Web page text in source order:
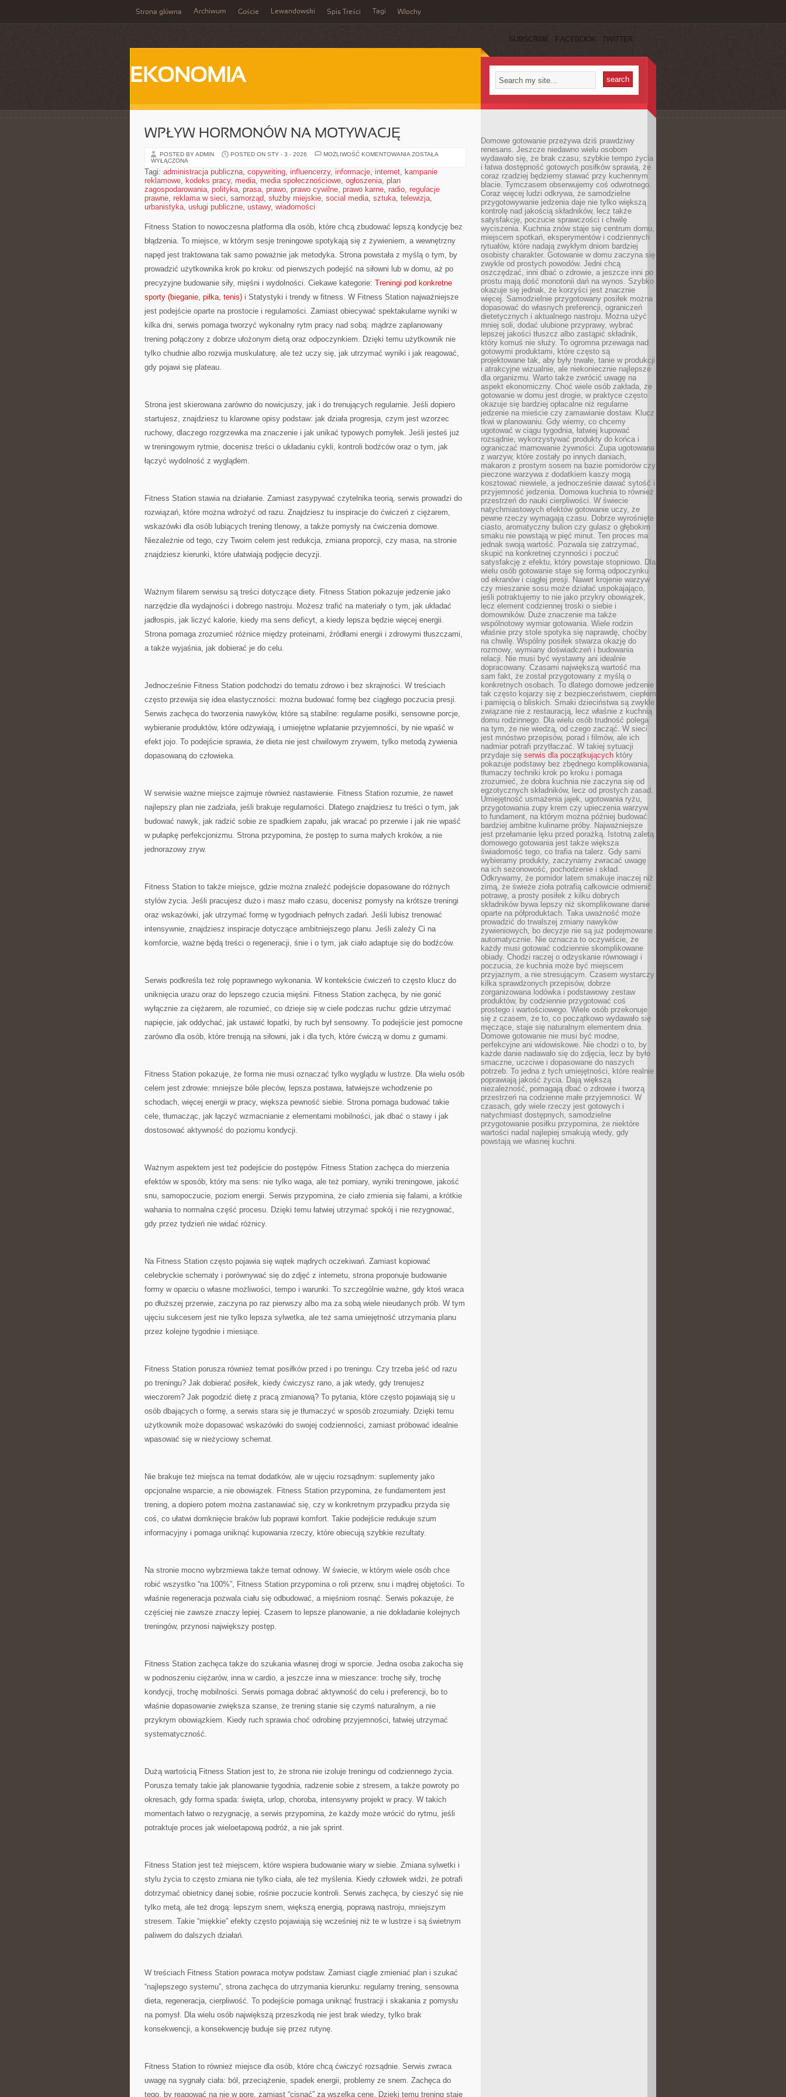
Strona główna Archiwum Goście Lewandowski Spis Treści Tagi Włochy
SUBSCRIBE FACEBOOK TWITTER
EKONOMIA
WPŁYW HORMONÓW NA MOTYWACJĘ
POSTED BY ADMIN POSTED ON STY - 3 - 2026 MOŻLIWOŚĆ KOMENTOWANIA WPŁYW
MOTYWACJĘ
ZOSTAŁA
WYŁĄCZONA
Tagi: administracja publiczna, copywriting, influencerzy, informacje, internet, kampanie
reklamowe, kodeks pracy, media, media społecznościowe, ogłoszenia, plan
zagospodarowania, polityka, prasa, prawo, prawo cywilne, prawo karne, radio, regulacje
prawne, reklama w sieci, samorząd, służby miejskie, social media, sztuka, telewizja,
urbanistyka, usługi publiczne, ustawy, wiadomości
Fitness Station to nowoczesna platforma dla osób, które chcą zbudować lepszą kondycję bez
błądzenia. To miejsce, w którym sesje treningowe spotykają się z żywieniem, a wewnętrzny
napęd jest traktowana tak samo poważnie jak metodyka. Strona powstała z myślą o tym, by
prowadzić użytkownika krok po kroku: od pierwszych podejść na siłowni lub w domu, aż po
precyzyjne budowanie siły, mięśni i wydolności. Ciekawe kategorie: Treningi pod konkretne
sporty (bieganie, piłka, tenis) i Statystyki i trendy w fitness. W Fitness Station najważniejsze
jest podejście oparte na prostocie i regularności. Zamiast obiecywać spektakularne wyniki w
kilka dni, serwis pomaga tworzyć wykonalny rytm pracy nad sobą: mądrze zaplanowany
trening połączony z dobrze ułożonym dietą oraz odpoczynkiem. Dzięki temu użytkownik nie
tylko chudnie albo rozwija muskulaturę, ale też uczy się, jak utrzymać wyniki i jak reagować,
gdy pojawi się plateau.
Strona jest skierowana zarówno do nowicjuszy, jak i do trenujących regularnie. Jeśli dopiero
startujesz, znajdziesz tu klarowne opisy podstaw: jak działa progresja, czym jest wzorzec
ruchowy, dlaczego rozgrzewka ma znaczenie i jak unikać typowych pomyłek. Jeśli jesteś już
w treningowym rytmie, docenisz treści o układaniu cykli, kontroli bodźców oraz o tym, jak
łączyć wydolność z wyglądem.
Fitness Station stawia na działanie. Zamiast zasypywać czytelnika teorią, serwis prowadzi do
rozwiązań, które można wdrożyć od razu. Znajdziesz tu inspiracje do ćwiczeń z ciężarem,
wskazówki dla osób lubiących trening tlenowy, a także pomysły na ćwiczenia domowe.
Niezależnie od tego, czy Twoim celem jest redukcja, zmiana proporcji, czy masa, na stronie
znajdziesz kierunki, które ułatwiają podjęcie decyzji.
Ważnym filarem serwisu są treści dotyczące diety. Fitness Station pokazuje jedzenie jako
narzędzie dla wydajności i dobrego nastroju. Możesz trafić na materiały o tym, jak układać
jadłospis, jak liczyć kalorie, kiedy ma sens deficyt, a kiedy lepsza będzie więcej energii.
Strona pomaga zrozumieć różnice między proteinami, źródłami energii i zdrowymi tłuszczami,
a także wyjaśnia, jak dobierać je do celu.
Jednocześnie Fitness Station podchodzi do tematu zdrowo i bez skrajności. W treściach
często przewija się idea elastyczności: można budować formę bez ciągłego poczucia presji.
Serwis zachęca do tworzenia nawyków, które są stabilne: regularne posiłki, sensowne porcje,
wybieranie produktów, które odżywiają, i umiejętne wplatanie przyjemności, by nie wpaść w
efekt jojo. To podejście sprawia, że dieta nie jest chwilowym zrywem, tylko metodą żywienia
dopasowaną do człowieka.
W serwisie ważne miejsce zajmuje również nastawienie. Fitness Station rozumie, że nawet
najlepszy plan nie zadziała, jeśli brakuje regularności. Dlatego znajdziesz tu treści o tym, jak
budować nawyk, jak radzić sobie ze spadkiem zapału, jak wracać po przerwie i jak nie wpaść
w pułapkę perfekcjonizmu. Strona przypomina, że postęp to suma małych kroków, a nie
jednorazowy zryw.
Fitness Station to także miejsce, gdzie można znaleźć podejście dopasowane do różnych
stylów życia. Jeśli pracujesz dużo i masz mało czasu, docenisz pomysły na krótsze treningi
oraz wskazówki, jak utrzymać formę w tygodniach pełnych zadań. Jeśli lubisz trenować
intensywnie, znajdziesz inspiracje dotyczące ambitniejszego planu. Jeśli zależy Ci na
komforcie, ważne będą treści o regeneracji, śnie i o tym, jak ciało adaptuje się do bodźców.
Serwis podkreśla też rolę poprawnego wykonania. W kontekście ćwiczeń to często klucz do
uniknięcia urazu oraz do lepszego czucia mięśni. Fitness Station zachęca, by nie gonić
wyłącznie za ciężarem, ale rozumieć, co dzieje się w ciele podczas ruchu: gdzie utrzymać
napięcie, jak oddychać, jak ustawić łopatki, by ruch był sensowny. To podejście jest pomocne
zarówno dla osób, które trenują na siłowni, jak i dla tych, które ćwiczą w domu z gumami.
Fitness Station pokazuje, że forma nie musi oznaczać tylko wyglądu w lustrze. Dla wielu osób
celem jest zdrowie: mniejsze bóle pleców, lepsza postawa, łatwiejsze wchodzenie po
schodach, więcej energii w pracy, większa pewność siebie. Strona pomaga budować takie
cele, tłumacząc, jak łączyć wzmacnianie z elementami mobilności, jak dbać o stawy i jak
dostosować aktywność do poziomu kondycji.
Ważnym aspektem jest też podejście do postępów. Fitness Station zachęca do mierzenia
efektów w sposób, który ma sens: nie tylko waga, ale też pomiary, wyniki treningowe, jakość
snu, samopoczucie, poziom energii. Serwis przypomina, że ciało zmienia się falami, a krótkie
wahania to normalna część procesu. Dzięki temu łatwiej utrzymać spokój i nie rezygnować,
gdy przez tydzień nie widać różnicy.
Na Fitness Station często pojawia się wątek mądrych oczekiwań. Zamiast kopiować
celebryckie schematy i porównywać się do zdjęć z internetu, strona proponuje budowanie
formy w oparciu o własne możliwości, tempo i warunki. To szczególnie ważne, gdy ktoś wraca
po dłuższej przerwie, zaczyna po raz pierwszy albo ma za sobą wiele nieudanych prób. W tym
ujęciu sukcesem jest nie tylko lepsza sylwetka, ale też sama umiejętność utrzymania planu
przez kolejne tygodnie i miesiące.
Fitness Station porusza również temat posiłków przed i po treningu. Czy trzeba jeść od razu
po treningu? Jak dobierać posiłek, kiedy ćwiczysz rano, a jak wtedy, gdy trenujesz
wieczorem? Jak pogodzić dietę z pracą zmianową? To pytania, które często pojawiają się u
osób dbających o formę, a serwis stara się je tłumaczyć w sposób zrozumiały. Dzięki temu
użytkownik może dopasować wskazówki do swojej codzienności, zamiast próbować idealnie
wpasować się w nieżyciowy schemat.
Nie brakuje też miejsca na temat dodatków, ale w ujęciu rozsądnym: suplementy jako
opcjonalne wsparcie, a nie obowiązek. Fitness Station przypomina, że fundamentem jest
trening, a dopiero potem można zastanawiać się, czy w konkretnym przypadku przyda się
coś, co ułatwi domknięcie braków lub poprawi komfort. Takie podejście redukuje szum
informacyjny i pomaga uniknąć kupowania rzeczy, które obiecują szybkie rezultaty.
Na stronie mocno wybrzmiewa także temat odnowy. W świecie, w którym wiele osób chce
robić wszystko “na 100%”, Fitness Station przypomina o roli przerw, snu i mądrej objętości. To
właśnie regeneracja pozwala ciału się odbudować, a mięśniom rosnąć. Serwis pokazuje, że
częściej nie zawsze znaczy lepiej. Czasem to lepsze planowanie, a nie dokładanie kolejnych
treningów, przynosi największy postęp.
Fitness Station zachęca także do szukania własnej drogi w sporcie. Jedna osoba zakocha się
w podnoszeniu ciężarów, inna w cardio, a jeszcze inna w mieszance: trochę siły, trochę
kondycji, trochę mobilności. Serwis pomaga dobrać aktywność do celu i preferencji, bo to
właśnie dopasowanie zwiększa szanse, że trening stanie się czymś naturalnym, a nie
przykrym obowiązkiem. Kiedy ruch sprawia choć odrobinę przyjemności, łatwiej utrzymać
systematyczność.
Dużą wartością Fitness Station jest to, że strona nie izoluje treningu od codziennego życia.
Porusza tematy takie jak planowanie tygodnia, radzenie sobie z stresem, a także powroty po
okresach, gdy forma spada: święta, urlop, choroba, intensywny projekt w pracy. W takich
momentach łatwo o rezygnację, a serwis przypomina, że każdy może wrócić do rytmu, jeśli
potraktuje proces jak wieloetapową podróż, a nie jak sprint.
Fitness Station jest też miejscem, które wspiera budowanie wiary w siebie. Zmiana sylwetki i
stylu życia to często zmiana nie tylko ciała, ale też myślenia. Kiedy człowiek widzi, że potrafi
dotrzymać obietnicy danej sobie, rośnie poczucie kontroli. Serwis zachęca, by cieszyć się nie
tylko metą, ale też drogą: lepszym snem, większą energią, poprawą nastroju, mniejszym
stresem. Takie “miękkie” efekty często pojawiają się wcześniej niż te w lustrze i są świetnym
paliwem do dalszych działań.
W treściach Fitness Station powraca motyw podstaw. Zamiast ciągle zmieniać plan i szukać
“najlepszego systemu”, strona zachęca do utrzymania kierunku: regularny trening, sensowna
dieta, regeneracja, cierpliwość. To podejście pomaga uniknąć frustracji i skakania z pomysłu
na pomysł. Dla wielu osób największą przeszkodą nie jest brak wiedzy, tylko brak
konsekwencji, a konsekwencję buduje się przez rutynę.
Fitness Station to również miejsce dla osób, które chcą ćwiczyć rozsądnie. Serwis zwraca
uwagę na sygnały ciała: ból, przeciążenie, spadek energii, problemy ze snem. Zachęca do
tego, by reagować na nie w porę, zamiast “cisnąć” za wszelką cenę. Dzięki temu trening staje
Domowe gotowanie przeżywa dziś prawdziwy
renesans. Jeszcze niedawno wielu osobom
wydawało się, że brak czasu, szybkie tempo życia
i łatwa dostępność gotowych posiłków sprawią, że
coraz rzadziej będziemy stawać przy kuchennym
blacie. Tymczasem obserwujemy coś odwrotnego.
Coraz więcej ludzi odkrywa, że samodzielne
przygotowywanie jedzenia daje nie tylko większą
kontrolę nad jakością składników, lecz także
satysfakcję, poczucie sprawczości i chwilę
wyciszenia. Kuchnia znów staje się centrum domu,
miejscem spotkań, eksperymentów i codziennych
rytuałów, które nadają zwykłym dniom bardziej
osobisty charakter. Gotowanie w domu zaczyna się
zwykle od prostych powodów. Jedni chcą
oszczędzać, inni dbać o zdrowie, a jeszcze inni po
prostu mają dość monotonii dań na wynos. Szybko
okazuje się jednak, że korzyści jest znacznie
więcej. Samodzielnie przygotowany posiłek można
dopasować do własnych preferencji, ograniczeń
dietetycznych i aktualnego nastroju. Można użyć
mniej soli, dodać ulubione przyprawy, wybrać
lepszej jakości tłuszcz albo zastąpić składnik,
który komuś nie służy. To ogromna przewaga nad
gotowymi produktami, które często są
projektowane tak, aby były trwałe, tanie w produkcji
i atrakcyjne wizualnie, ale niekoniecznie najlepsze
dla organizmu. Warto także zwrócić uwagę na
aspekt ekonomiczny. Choć wiele osób zakłada, że
gotowanie w domu jest drogie, w praktyce często
okazuje się bardziej opłacalne niż regularne
jedzenie na mieście czy zamawianie dostaw. Klucz
tkwi w planowaniu. Gdy wiemy, co chcemy
ugotować w ciągu tygodnia, łatwiej kupować
rozsądnie, wykorzystywać produkty do końca i
ograniczać marnowanie żywności. Zupa ugotowana
z warzyw, które zostały po innych daniach,
makaron z prostym sosem na bazie pomidorów czy
pieczone warzywa z dodatkiem kaszy mogą
kosztować niewiele, a jednocześnie dawać sytość i
przyjemność jedzenia. Domowa kuchnia to również
przestrzeń do nauki cierpliwości. W świecie
natychmiastowych efektów gotowanie uczy, że
pewne rzeczy wymagają czasu. Dobrze wyrośnięte
ciasto, aromatyczny bulion czy gulasz o głębokim
smaku nie powstają w pięć minut. Ten proces ma
jednak swoją wartość. Pozwala się zatrzymać,
skupić na konkretnej czynności i poczuć
satysfakcję z efektu, który powstaje stopniowo. Dla
wielu osób gotowanie staje się formą odpoczynku
od ekranów i ciągłej presji. Nawet krojenie warzyw
czy mieszanie sosu może działać uspokajająco,
jeśli potraktujemy to nie jako przykry obowiązek,
lecz element codziennej troski o siebie i
domowników. Duże znaczenie ma także
wspólnotowy wymiar gotowania. Wiele rodzin
właśnie przy stole spotyka się naprawdę, choćby
na chwilę. Wspólny posiłek stwarza okazję do
rozmowy, wymiany doświadczeń i budowania
relacji. Nie musi być wystawny ani idealnie
dopracowany. Czasami największą wartość ma
sam fakt, że został przygotowany z myślą o
konkretnych osobach. To dlatego domowe jedzenie
tak często kojarzy się z bezpieczeństwem, ciepłem
i pamięcią o bliskich. Smaki dzieciństwa są zwykle
związane nie z restauracją, lecz właśnie z kuchnią
domu rodzinnego. Dla wielu osób trudność polega
na tym, że nie wiedzą, od czego zacząć. W sieci
jest mnóstwo przepisów, porad i filmów, ale ich
nadmiar potrafi przytłaczać. W takiej sytuacji
przydaje się serwis dla początkujących który
pokazuje podstawy bez zbędnego komplikowania,
tłumaczy techniki krok po kroku i pomaga
zrozumieć, że dobra kuchnia nie zaczyna się od
egzotycznych składników, lecz od prostych zasad.
Umiejętność usmażenia jajek, ugotowania ryżu,
przygotowania zupy krem czy upieczenia warzyw
to fundament, na którym można później budować
bardziej ambitne kulinarne próby. Najważniejsze
jest przełamanie lęku przed porażką. Istotną zaletą
domowego gotowania jest także większa
świadomość tego, co trafia na talerz. Gdy sami
wybieramy produkty, zaczynamy zwracać uwagę
na ich sezonowość, pochodzenie i skład.
Odkrywamy, że pomidor latem smakuje inaczej niż
zimą, że świeże zioła potrafią całkowicie odmienić
potrawę, a prosty posiłek z kilku dobrych
składników bywa lepszy niż skomplikowane danie
oparte na półproduktach. Taka uważność może
prowadzić do trwalszej zmiany nawyków
żywieniowych, bo decyzje nie są już podejmowane
automatycznie. Nie oznacza to oczywiście, że
każdy musi gotować codziennie skomplikowane
obiady. Chodzi raczej o odzyskanie równowagi i
poczucia, że kuchnia może być miejscem
przyjaznym, a nie stresującym. Czasem wystarczy
kilka sprawdzonych przepisów, dobrze
zorganizowana lodówka i podstawowy zestaw
produktów, by codziennie przygotować coś
prostego i wartościowego. Wiele osób przekonuje
się z czasem, że to, co początkowo wydawało się
męczące, staje się naturalnym elementem dnia.
Domowe gotowanie nie musi być modne,
perfekcyjne ani widowiskowe. Nie chodzi o to, by
każde danie nadawało się do zdjęcia, lecz by było
smaczne, uczciwe i dopasowane do naszych
potrzeb. To jedna z tych umiejętności, które realnie
poprawiają jakość życia. Dają większą
niezależność, pomagają dbać o zdrowie i tworzą
przestrzeń na codzienne małe przyjemności. W
czasach, gdy wiele rzeczy jest gotowych i
natychmiast dostępnych, samodzielne
przygotowanie posiłku przypomina, że niektóre
wartości nadal najlepiej smakują wtedy, gdy
powstają we własnej kuchni.